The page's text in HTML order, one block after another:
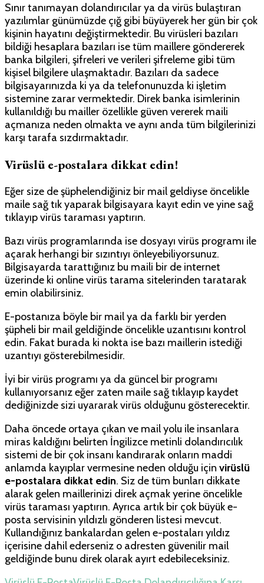
Sınır tanımayan dolandırıcılar ya da virüs bulaştıran
yazılımlar günümüzde çığ gibi büyüyerek her gün bir çok
kişinin hayatını değiştirmektedir. Bu virüsleri bazıları
bildiği hesaplara bazıları ise tüm maillere göndererek
banka bilgileri, şifreleri ve verileri şifreleme gibi tüm
kişisel bilgilere ulaşmaktadır. Bazıları da sadece
bilgisayarınızda ki ya da telefonunuzda ki işletim
sistemine zarar vermektedir. Direk banka isimlerinin
kullanıldığı bu mailler özellikle güven vererek maili
açmanıza neden olmakta ve aynı anda tüm bilgilerinizi
karşı tarafa sızdırmaktadır.
Virüslü e-postalara dikkat edin!
Eğer size de şüphelendiğiniz bir mail geldiyse öncelikle
maile sağ tık yaparak bilgisayara kayıt edin ve yine sağ
tıklayıp virüs taraması yaptırın.
Bazı virüs programlarında ise dosyayı virüs programı ile
açarak herhangi bir sızıntıyı önleyebiliyorsunuz.
Bilgisayarda tarattığınız bu maili bir de internet
üzerinde ki online virüs tarama sitelerinden taratarak
emin olabilirsiniz.
E-postanıza böyle bir mail ya da farklı bir yerden
şüpheli bir mail geldiğinde öncelikle uzantısını kontrol
edin. Fakat burada ki nokta ise bazı maillerin istediği
uzantıyı gösterebilmesidir.
İyi bir virüs programı ya da güncel bir programı
kullanıyorsanız eğer zaten maile sağ tıklayıp kaydet
dediğinizde sizi uyararak virüs olduğunu gösterecektir.
Daha öncede ortaya çıkan ve mail yolu ile insanlara
miras kaldığını belirten İngilizce metinli dolandırıcılık
sistemi de bir çok insanı kandırarak onların maddi
anlamda kayıplar vermesine neden olduğu için virüslü
e-postalara dikkat edin. Siz de tüm bunları dikkate
alarak gelen maillerinizi direk açmak yerine öncelikle
virüs taraması yaptırın. Ayrıca artık bir çok büyük e-
posta servisinin yıldızlı gönderen listesi mevcut.
Kullandığınız bankalardan gelen e-postaları yıldız
içerisine dahil ederseniz o adresten güvenilir mail
geldiğinde bunu direk olarak ayırt edebileceksiniz.